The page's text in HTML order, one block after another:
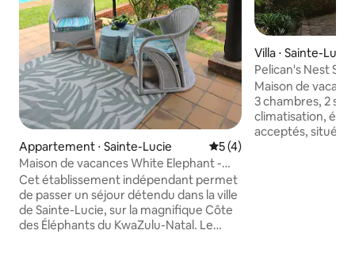
Appartement ⋅ Sainte-Lucie Évaluation moyenne sur
5 (4)
Maison de vacances White Elephant -
Unité standard
Cet établissement indépendant permet
de passer un séjour détendu dans la ville
de Sainte-Lucie, sur la magnifique Côte
des Éléphants du KwaZulu-Natal. Le
Villa ⋅ Sainte-Lucie
Pelican's Nest St
vacances privée
Maison de
3 chambres, 2
climatisation,
acceptés, située